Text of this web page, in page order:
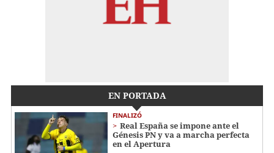
EN PORTADA
FINALIZÓ
Real España se impone ante el
Génesis PN y va a marcha perfecta
en el Apertura